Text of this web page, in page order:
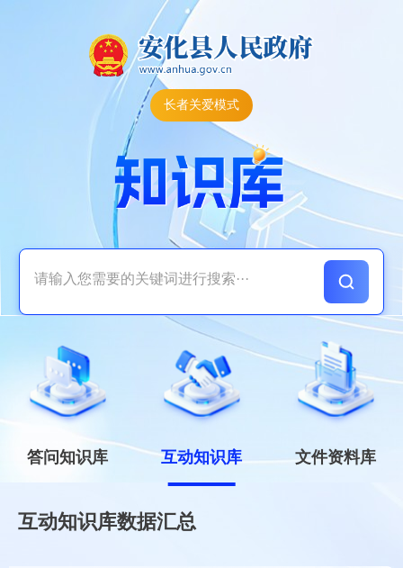
长者关爱模式
答问知识库 互动知识库 文件资料库
互动知识库数据汇总